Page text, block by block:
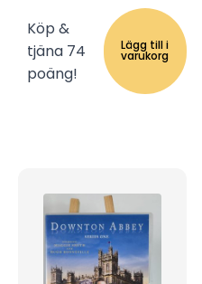
Köp &
tjäna 74
poäng!
Lägg till i
varukorg